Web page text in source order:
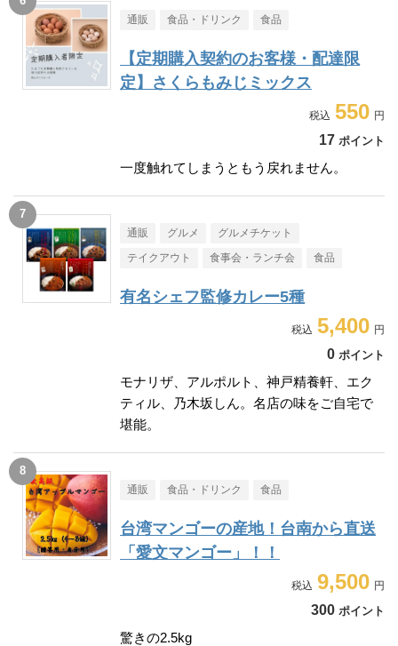
通販 食品・ドリンク 食品
【定期購入契約のお客様・配達限
定】さくらもみじミックス
550
17 ポイント
一度触れてしまうともう戻れません。
通販 グルメ グルメチケット
テイクアウト 食事会・ランチ会 食品
有名シェフ監修カレー5種
5,400
0 ポイント
モナリザ、アルポルト、神戸精養軒、エク
ティル、乃木坂しん。名店の味をご自宅で
堪能。
通販 食品・ドリンク 食品
台湾マンゴーの産地！台南から直送
「愛文マンゴー」！！
9,500
300 ポイント
驚きの2.5kg